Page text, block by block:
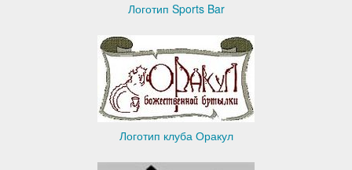
Логотип Sports Bar
Логотип клуба Оракул